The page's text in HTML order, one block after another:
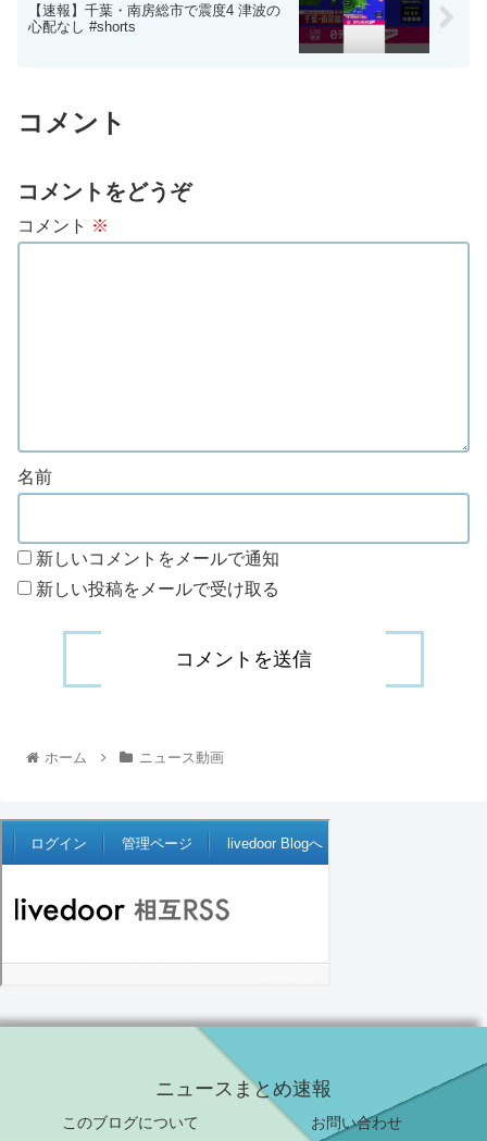
【速報】千葉・南房総市で震度4 津波の
心配なし #shorts
コメント
コメントをどうぞ
コメント ※
名前
新しいコメントをメールで通知
新しい投稿をメールで受け取る
ホーム ニュース動画
ニュースまとめ速報
このブログについて お問い合わせ